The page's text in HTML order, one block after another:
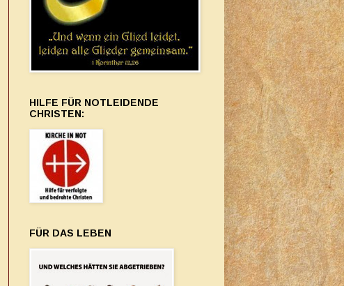
HILFE FÜR NOTLEIDENDE
CHRISTEN:
FÜR DAS LEBEN